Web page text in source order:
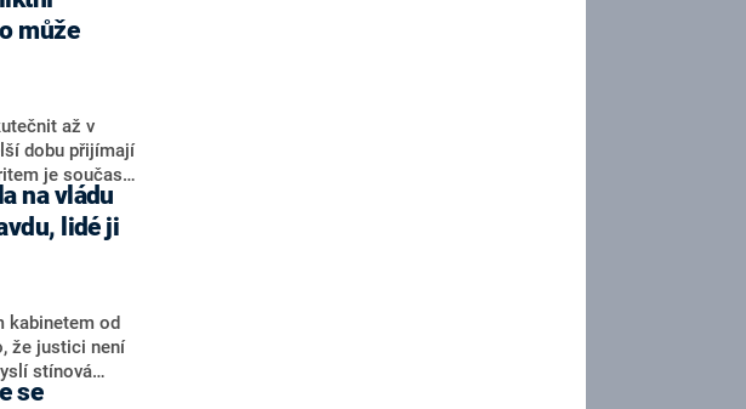
by takto mohl
je dnes
na dotaz
ODS
odchodem
Česko není
může
až v
dobu přijímají
je současná
bookmakeři
premiéra
Havlíčka.
poslanec za
nicméně
trojice
koalice dosud
na vládu
lidé ji
kabinetem od
že justici není
stínová
V